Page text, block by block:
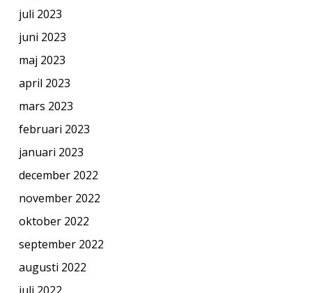
juli 2023
juni 2023
maj 2023
april 2023
mars 2023
februari 2023
januari 2023
december 2022
november 2022
oktober 2022
september 2022
augusti 2022